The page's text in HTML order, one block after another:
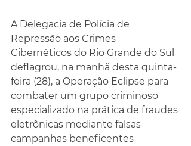
A Delegacia de Polícia de
Repressão aos Crimes
Cibernéticos do Rio Grande do Sul
deflagrou, na manhã desta quinta-
feira (28), a Operação Eclipse para
combater um grupo criminoso
especializado na prática de fraudes
eletrônicas mediante falsas
campanhas beneficentes